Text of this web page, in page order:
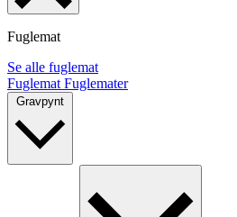
Fuglemat
Se alle fuglemat
Fuglemat Fuglemater